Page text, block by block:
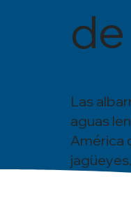
Las
aguas
América